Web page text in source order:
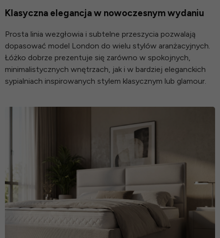
Klasyczna elegancja w nowoczesnym wydaniu
Prosta linia wezgłowia i subtelne przeszycia pozwalają
dopasować model London do wielu stylów aranżacyjnych.
Łóżko dobrze prezentuje się zarówno w spokojnych,
minimalistycznych wnętrzach, jak i w bardziej eleganckich
sypialniach inspirowanych stylem klasycznym lub glamour.